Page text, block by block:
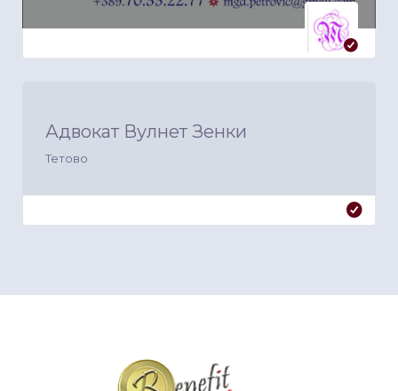
Адвокат Вулнет Зенки
Тетово